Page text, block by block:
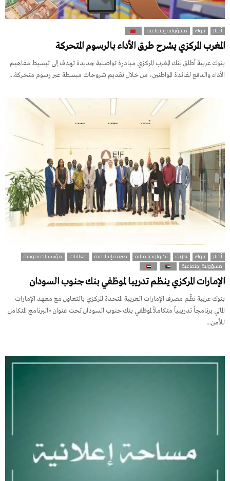
أخبار بنوك مسؤولية إجتماعية
المغرب المركزي يشرح طرق الأداء بالرسوم المتحركة
بنوك عربية أطلق بنك المغرب المركزي مبادرة تواصلية جديدة تهدف إلى تبسيط مفاهيم
الأداء والدفع لفائدة المواطنين، من خلال تقديم شروحات مبسطة عبر رسوم متحركة...
أخبار بنوك تدريب تكنولوجيا مالية صيرفة إسلامية فعاليات
مؤسسات تمويلية
مسؤولية إجتماعية
الإمارات المركزي ينظم تدريبا لموظفي بنك جنوب السودان
بنوك عربية نظّم مصرف الإمارات العربية المتحدة المركزي بالتعاون مع معهد الإمارات
المالي برنامجاً تدريبياً متكاملاً لموظفي بنك جنوب السودان تحت عنوان «البرنامج المتكامل
للأمن...